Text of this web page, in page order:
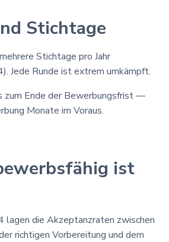
Stichtage
Stichtage pro Jahr
Jede Runde ist extrem umkämpft.
zum Ende der Bewerbungsfrist —
Monate im Voraus.
ist
lagen die Akzeptanzraten zwischen
richtigen Vorbereitung und dem